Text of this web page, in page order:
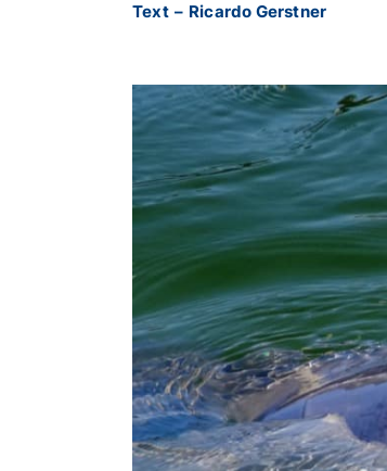
Text – Ricardo Gerstner